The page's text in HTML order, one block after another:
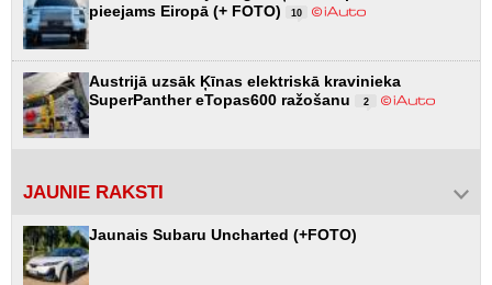
pieejams Eiropā (+ FOTO)
10
Austrijā uzsāk Ķīnas elektriskā kravinieka
SuperPanther eTopas600 ražošanu
2
JAUNIE RAKSTI
Jaunais Subaru Uncharted (+FOTO)